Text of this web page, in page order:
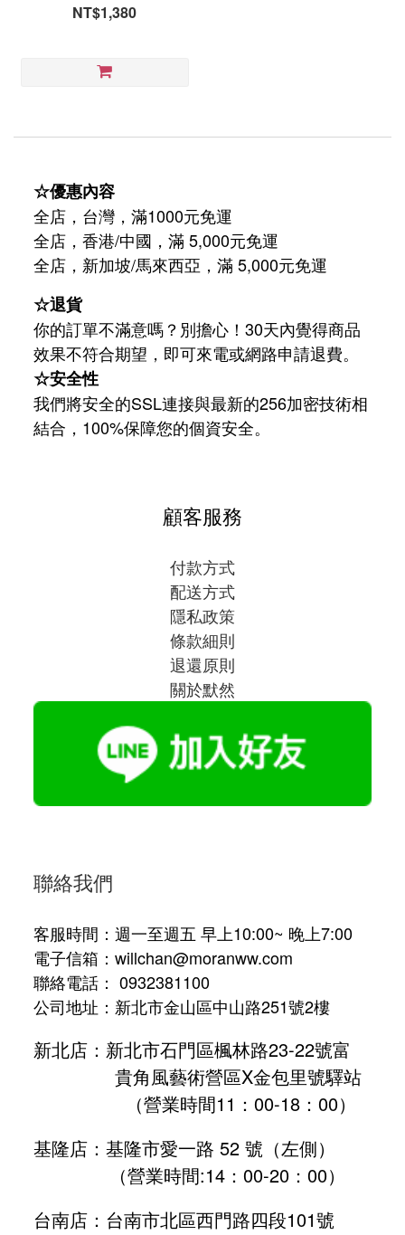
NT$1,380
☆優惠內容
全店，台灣，滿1000元免運
全店，香港/中國，滿 5,000元免運
全店，新加坡/馬來西亞，滿 5,000元免運
☆退貨
你的訂單不滿意嗎？別擔心！30天內覺得商品
效果不符合期望，即可來電或網路申請退費。
☆安全性
我們將安全的SSL連接與最新的256加密技術相
結合，100%保障您的個資安全。
顧客服務
付款方式
配送方式
隱私政策
條款細則
退還原則
關於默然
聯絡我們
客服時間：週一至週五 早上10:00~ 晚上7:00
電子信箱：willchan@moranww.com
聯絡電話： 0932381100
公司地址：新北市金山區中山路251號2樓
新北店：新北市石門區楓林路23-22號富
貴角風藝術營區X金包里號驛站
（營業時間11：00-18：00）
基隆店：基隆市愛一路 52 號（左側）
（營業時間:14：00-20：00）
台南店：台南市北區西門路四段101號